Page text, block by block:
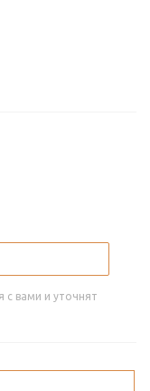
с вами и уточнят